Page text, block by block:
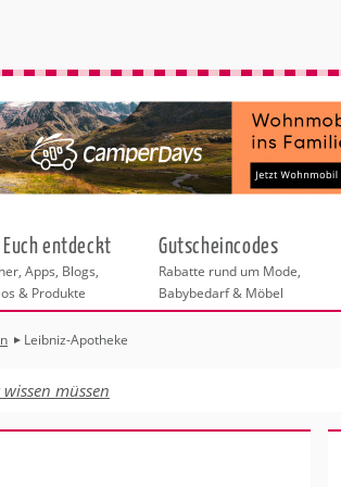
in Hamburg
Euch entdeckt
Apps, Blogs,
& Produkte
Gutscheincodes
Rabatte rund um Mode,
Babybedarf & Möbel
Leibniz-Apotheke
müssen